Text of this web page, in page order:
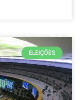
ELEIÇÕES